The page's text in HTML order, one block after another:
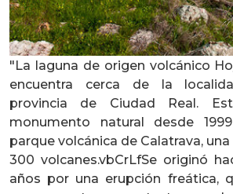
"La laguna de origen volcánico
encuentra cerca de la
provincia de Ciudad Real.
monumento natural desde
parque volcánica de Calatrava,
300 volcanes.vbCrLfSe originó
años por una erupción freática,